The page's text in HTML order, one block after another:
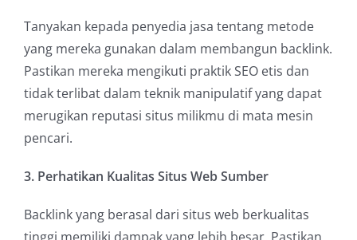
Tanyakan kepada penyedia jasa tentang metode
yang mereka gunakan dalam membangun backlink.
Pastikan mereka mengikuti praktik SEO etis dan
tidak terlibat dalam teknik manipulatif yang dapat
merugikan reputasi situs milikmu di mata mesin
pencari.
3. Perhatikan Kualitas Situs Web Sumber
Backlink yang berasal dari situs web berkualitas